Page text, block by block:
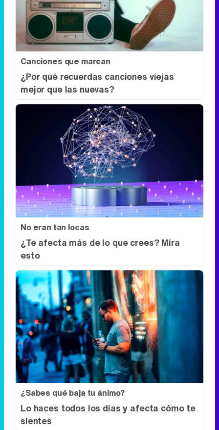
Canciones que marcan
¿Por qué recuerdas canciones viejas
mejor que las nuevas?
No eran tan locas
¿Te afecta más de lo que crees? Mira
esto
¿Sabes qué baja tu ánimo?
Lo haces todos los días y afecta cómo te
sientes